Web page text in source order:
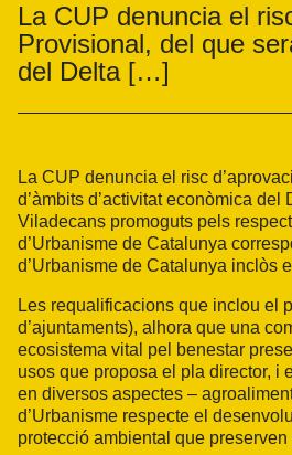
La CUP denuncia el
Provisional, del que
del Delta […]
La CUP denuncia el risc
d’àmbits d’activitat econòmica
Viladecans promoguts pels
d’Urbanisme de Catalunya
d’Urbanisme de Catalunya inclòs
Les requalificacions que inclou el
d’ajuntaments), alhora que una
ecosistema vital pel benestar
usos que proposa el pla director, i
en diversos aspectes –
d’Urbanisme respecte el
protecció ambiental que